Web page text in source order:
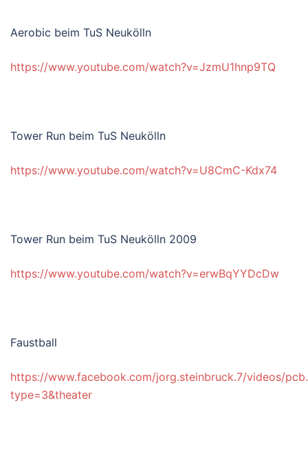
Aerobic beim TuS Neukölln
https://www.youtube.com/watch?v=JzmU1hnp9TQ
Tower Run beim TuS Neukölln
https://www.youtube.com/watch?v=U8CmC-Kdx74
Tower Run beim TuS Neukölln 2009
https://www.youtube.com/watch?v=erwBqYYDcDw
Faustball
https://www.facebook.com/jorg.steinbruck.7/videos/
type=3&theater